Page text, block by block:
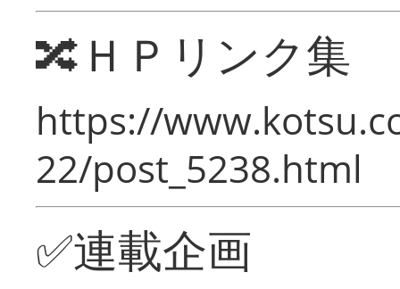
🔀ＨＰリンク集
https://
22/post_5238.html
✅連載企画